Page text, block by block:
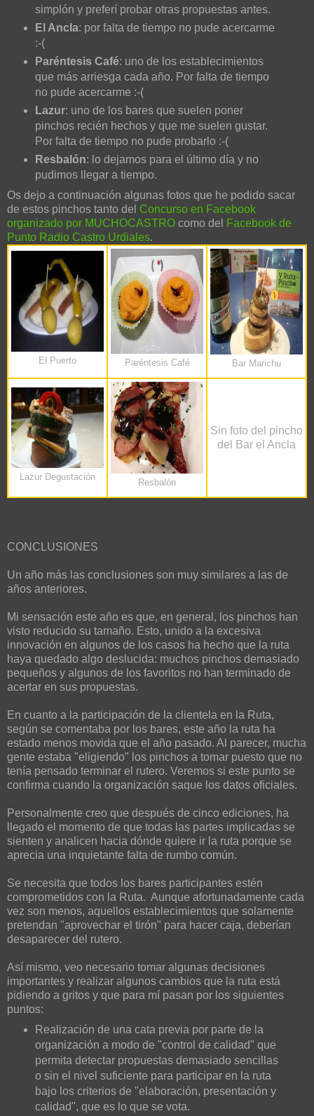
simplón y preferí probar otras propuestas antes.
El Ancla: por falta de tiempo no pude acercarme
:-(
Paréntesis Café: uno de los establecimientos
que más arriesga cada año. Por falta de tiempo
no pude acercarme :-(
Lazur: uno de los bares que suelen poner
pinchos recién hechos y que me suelen gustar.
Por falta de tiempo no pude probarlo :-(
Resbalón: lo dejamos para el último día y no
pudimos llegar a tiempo.
Os dejo a continuación algunas fotos que he podido sacar
de estos pinchos tanto del Concurso en Facebook
organizado por MUCHOCASTRO como del
Facebook de
Punto Radio Castro Urdiales.
El Puerto Paréntesis Café Bar Marichu
Lazur Degustación
Resbalón
Sin foto del pincho
del Bar el Ancla
CONCLUSIONES
Un año más las conclusiones son muy similares a las de
años anteriores.
Mi sensación este año es que, en general, los pinchos han
visto reducido su tamaño. Esto, unido a la excesiva
innovación en algunos de los casos ha hecho que la ruta
haya quedado algo deslucida: muchos pinchos demasiado
pequeños y algunos de los favoritos no han terminado de
acertar en sus propuestas.
En cuanto a la participación de la clientela en la Ruta,
según se comentaba por los bares, este año la ruta ha
estado menos movida que el año pasado. Al parecer, mucha
gente estaba "eligiendo" los pinchos a tomar puesto que no
tenía pensado terminar el rutero. Veremos si este punto se
confirma cuando la organización saque los datos oficiales.
Personalmente creo que después de cinco ediciones, ha
llegado el momento de que todas las partes implicadas se
sienten y analicen hacia dónde quiere ir la ruta porque se
aprecia una inquietante falta de rumbo común.
Se necesita que todos los bares participantes estén
comprometidos con la Ruta. Aunque afortunadamente cada
vez son menos, aquellos establecimientos que solamente
pretendan "aprovechar el tirón" para hacer caja, deberían
desaparecer del rutero.
Así mismo, veo necesario tomar algunas decisiones
importantes y realizar algunos cambios que la ruta está
pidiendo a gritos y que para mí pasan por los siguientes
puntos:
Realización de una cata previa por parte de la
organización a modo de "control de calidad" que
permita detectar propuestas demasiado sencillas
o sin el nivel suficiente para participar en la ruta
bajo los criterios de "elaboración, presentación y
calidad", que es lo que se vota.